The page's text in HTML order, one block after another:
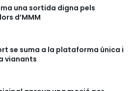
una sortida digna pels
d’MMM
se suma a la plataforma única i
vianants